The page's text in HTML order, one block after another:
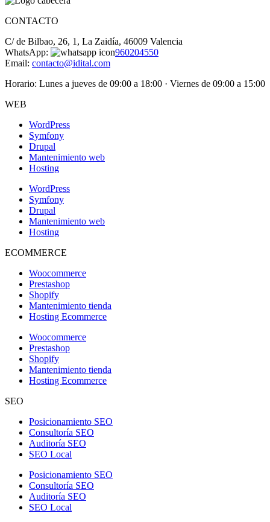
CONTACTO
C/ de Bilbao, 26, 1, La Zaidía, 46009 Valencia
WhatsApp:
960204550
Email: contacto@idital.com
Horario: Lunes a jueves de 09:00 a 18:00 · Viernes de 09:00 a 15:00
WEB
WordPress
Symfony
Drupal
Mantenimiento web
Hosting
WordPress
Symfony
Drupal
Mantenimiento web
Hosting
ECOMMERCE
Woocommerce
Prestashop
Shopify
Mantenimiento tienda
Hosting Ecommerce
Woocommerce
Prestashop
Shopify
Mantenimiento tienda
Hosting Ecommerce
SEO
Posicionamiento SEO
Consultoría SEO
Auditoría SEO
SEO Local
Posicionamiento SEO
Consultoría SEO
Auditoría SEO
SEO Local